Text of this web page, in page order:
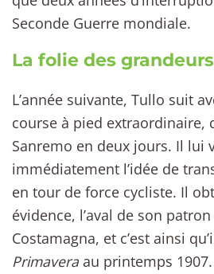
Seconde Guerre mondiale.
La folie des grandeurs
L’année suivante, Tullo suit
course à pied extraordinaire,
Sanremo en deux jours. Il lui
immédiatement l’idée de
en tour de force cycliste. Il
évidence, l’aval de son
Costamagna, et c’est ainsi
Primavera au printemps